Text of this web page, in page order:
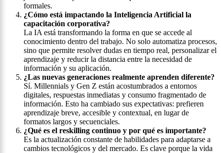
formales.
¿Cómo está impactando la Inteligencia Artificial la
capacitación corporativa?
La IA está transformando la forma en que se accede al
conocimiento dentro del trabajo. No solo automatiza procesos,
sino que permite resolver dudas en tiempo real, personalizar el
aprendizaje y reducir la distancia entre la necesidad de
información y su aplicación.
¿Las nuevas generaciones realmente aprenden diferente?
Sí. Millennials y Gen Z están acostumbrados a entornos
digitales, respuestas inmediatas y consumo fragmentado de
información. Esto ha cambiado sus expectativas: prefieren
aprendizaje breve, accesible y contextual, en lugar de
formatos largos y secuenciales.
¿Qué es el reskilling continuo y por qué es importante?
Es la actualización constante de habilidades para adaptarse a
cambios tecnológicos y del mercado. Es clave porque la vida